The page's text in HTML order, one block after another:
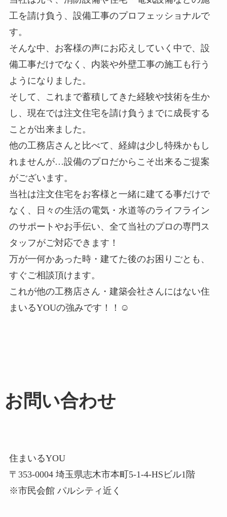
工を請け負う、設備工事のプロフェッショナルで
す。
そんな中、お客様の声にお応えしていく中で、設
備工事だけでなく、内装や外壁工事の施工も行う
ようになりました。
そして、これまで蓄積してきた経験や技術を生か
し、現在では注文住宅を請け負うまでに成長する
ことが出来ました。
他の工務店さんと比べて、経緯は少し特殊かもし
れませんが…設備のプロだからこそ出来るご提案
がございます。
当社は注文住宅をお客様と一緒に建てる事だけで
なく、日々の生活の電気・水道等のライフライン
のサポートやお手伝い、全て当社のプロの専門ス
タッフがご対応できます！
万が一何かあった時・建てた後のお困りごとも、
すぐご相談頂けます。
これが他の工務店さん・建築会社さんにはない住
まいるYOUの強みです！！☺
お問い合わせ
住まいるYOU
〒353-0004 埼玉県志木市本町5-1-4-HSビル1階
※市民会館 パルシティ近く